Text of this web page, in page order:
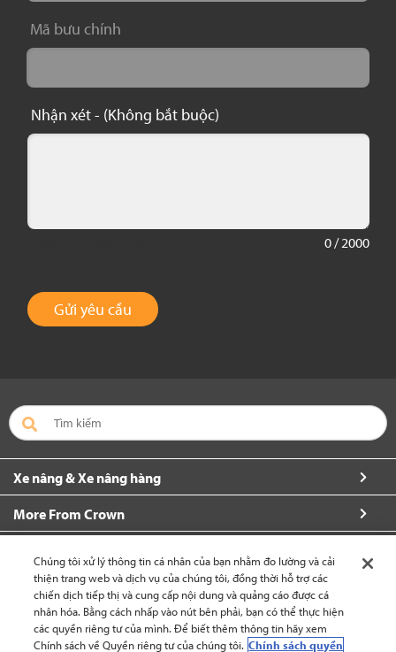
Mã bưu chính
Nhận xét - (Không bắt buộc)
0 / 2000
Gửi yêu cầu
Xe nâng & Xe nâng hàng
More From Crown
Yêu cầu thêm thông tin
Chúng tôi xử lý thông tin cá nhân của bạn nhằm đo lường và cải
thiện trang web và dịch vụ của chúng tôi, đồng thời hỗ trợ các
chiến dịch tiếp thị và cung cấp nội dung và quảng cáo được cá
nhân hóa. Bằng cách nhấp vào nút bên phải, bạn có thể thực hiện
các quyền riêng tư của mình. Để biết thêm thông tin hãy xem
Chính sách về Quyền riêng tư của chúng tôi. Chính sách quyền